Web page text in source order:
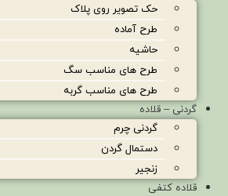
حک تصویر روی پلاک
طرح آماده
حاشیه
طرح های مناسب سگ
طرح های مناسب گربه
گردنی – قلاده
گردنی چرم
دستمال گردن
زنجیر
قلاده کتفی